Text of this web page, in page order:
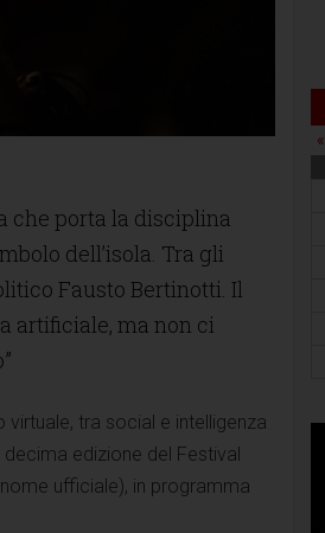
che porta la disciplina
dell’isola. Tra gli
Fausto Bertinotti. Il
artificiale, ma non ci
tra social e intelligenza
edizione del Festival
ufficiale), in programma
«